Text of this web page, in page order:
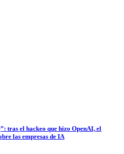
tras el hackeo que hizo OpenAI, el
las empresas de IA